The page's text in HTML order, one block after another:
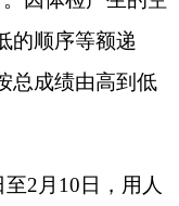
办理聘用
用期一
、违规及